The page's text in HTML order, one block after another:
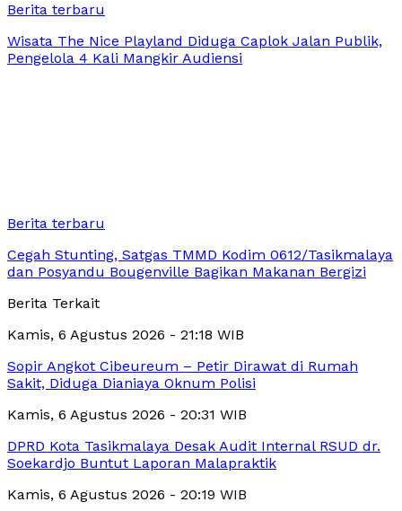
Berita terbaru
Wisata The Nice Playland Diduga Caplok Jalan Publik,
Pengelola 4 Kali Mangkir Audiensi
Berita terbaru
Cegah Stunting, Satgas TMMD Kodim 0612/Tasikmalaya
dan Posyandu Bougenville Bagikan Makanan Bergizi
Berita Terkait
Kamis, 6 Agustus 2026 - 21:18 WIB
Sopir Angkot Cibeureum – Petir Dirawat di Rumah
Sakit, Diduga Dianiaya Oknum Polisi
Kamis, 6 Agustus 2026 - 20:31 WIB
DPRD Kota Tasikmalaya Desak Audit Internal RSUD dr.
Soekardjo Buntut Laporan Malapraktik
Kamis, 6 Agustus 2026 - 20:19 WIB